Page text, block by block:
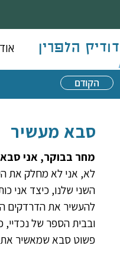
דודיק הלפרין
הקודם
סבא מעשיר
מחר בבוקר, אני
השני שלנו, כיצד אני
להעשיר את הדרדקים
ובבית הספר של נכדיי,
פשוט סבא שמאשיר את